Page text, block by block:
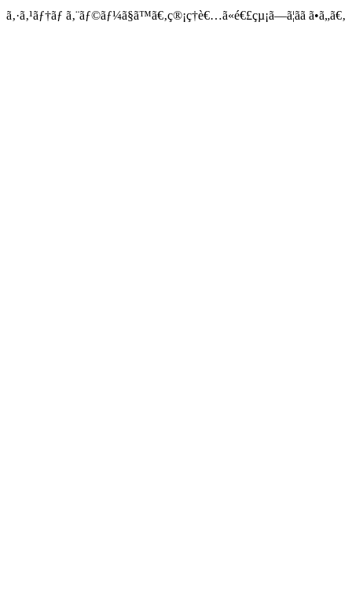
ã‚·ã‚¹ãƒ†ãƒ ã‚¨ãƒ©ãƒ¼ã§ã™ã€‚ç®¡ç†è€…ã«é€£çµ¡ã—ã¦ãã ã•ã„ã€‚